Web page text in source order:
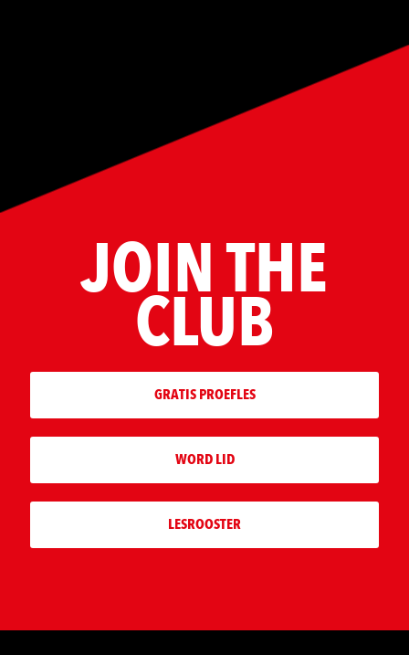
JOIN THE
CLUB
GRATIS PROEFLES
WORD LID
LESROOSTER